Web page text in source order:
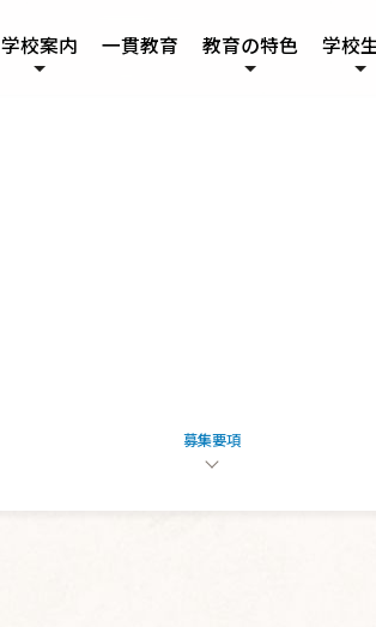
学校案内 一貫教育 教育の特色 学校
募集要項